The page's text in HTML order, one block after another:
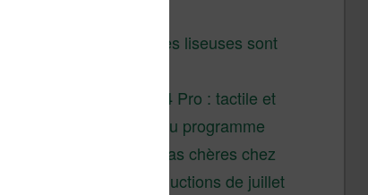
Pourquoi les liseuses sont
XTEINK X4 Pro : tactile et
éclairage au programme
Liseuses pas chères chez
Vivlio – réductions de juillet